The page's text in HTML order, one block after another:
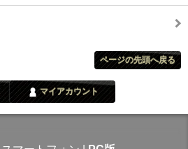
ページの先頭へ戻る
マイアカウント